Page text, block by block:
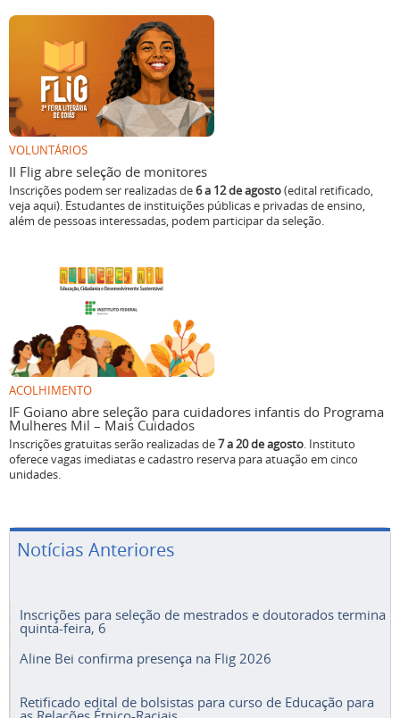
VOLUNTÁRIOS
II Flig abre seleção de monitores
Inscrições podem ser realizadas de6 a 12 de agosto(edital retificado,
veja aqui). Estudantes de instituições públicas e privadas de ensino,
além de pessoas interessadas, podem participar da seleção.
ACOLHIMENTO
IF Goiano abre seleção para cuidadores infantis do Programa
Mulheres Mil – Mais Cuidados
Inscrições gratuitas serão realizadas de7 a 20 de agosto. Instituto
oferece vagas imediatas e cadastro reserva para atuação em cinco
unidades.
Notícias Anteriores
Inscrições para seleção de mestrados e doutorados termina
quinta-feira, 6
Aline Bei confirma presença na Flig 2026
Retificado edital de bolsistas para curso de Educação para